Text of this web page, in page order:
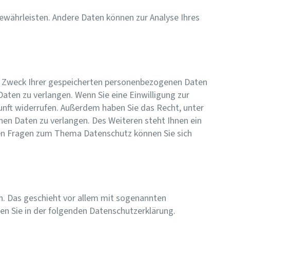
Andere Daten können zur Analyse Ihres
Ihrer gespeicherten personenbezogenen Daten
zu verlangen. Wenn Sie eine Einwilligung zur
widerrufen. Außerdem haben Sie das Recht, unter
Daten zu verlangen. Des Weiteren steht Ihnen ein
zum Thema Datenschutz können Sie sich
Das geschieht vor allem mit sogenannten
Sie in der folgenden Datenschutzerklärung.